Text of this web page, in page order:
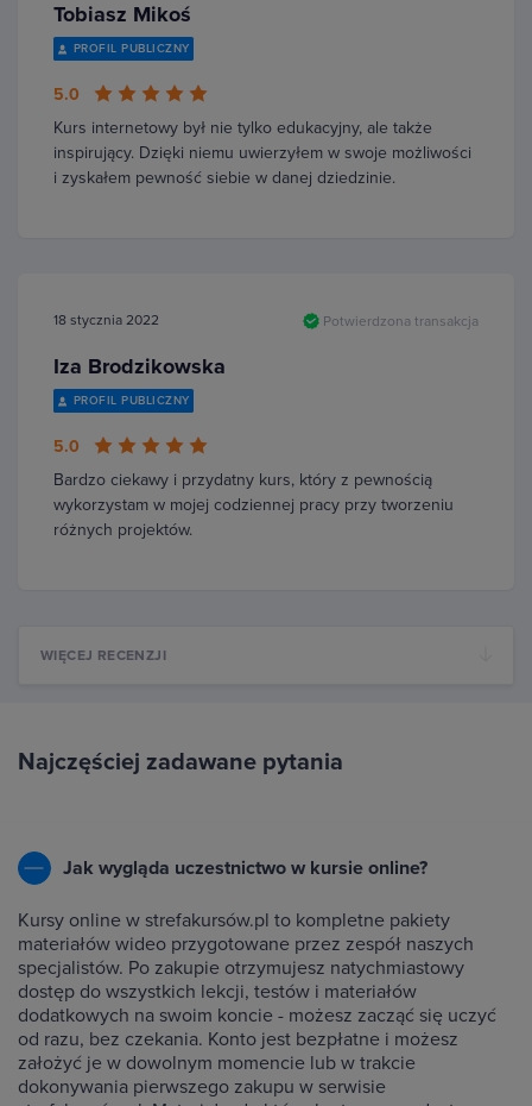
Tobiasz Mikoś
PROFIL PUBLICZNY
5.0
Kurs internetowy był nie tylko edukacyjny, ale także
inspirujący. Dzięki niemu uwierzyłem w swoje możliwości
i zyskałem pewność siebie w danej dziedzinie.
18 stycznia 2022 Potwierdzona transakcja
Iza Brodzikowska
PROFIL PUBLICZNY
5.0
Bardzo ciekawy i przydatny kurs, który z pewnością
wykorzystam w mojej codziennej pracy przy tworzeniu
różnych projektów.
WIĘCEJ RECENZJI
Najczęściej zadawane pytania
Jak wygląda uczestnictwo w kursie online?
Kursy online w strefakursów.pl to kompletne pakiety
materiałów wideo przygotowane przez zespół naszych
specjalistów. Po zakupie otrzymujesz natychmiastowy
dostęp do wszystkich lekcji, testów i materiałów
dodatkowych na swoim koncie - możesz zacząć się uczyć
od razu, bez czekania. Konto jest bezpłatne i możesz
założyć je w dowolnym momencie lub w trakcie
dokonywania pierwszego zakupu w serwisie